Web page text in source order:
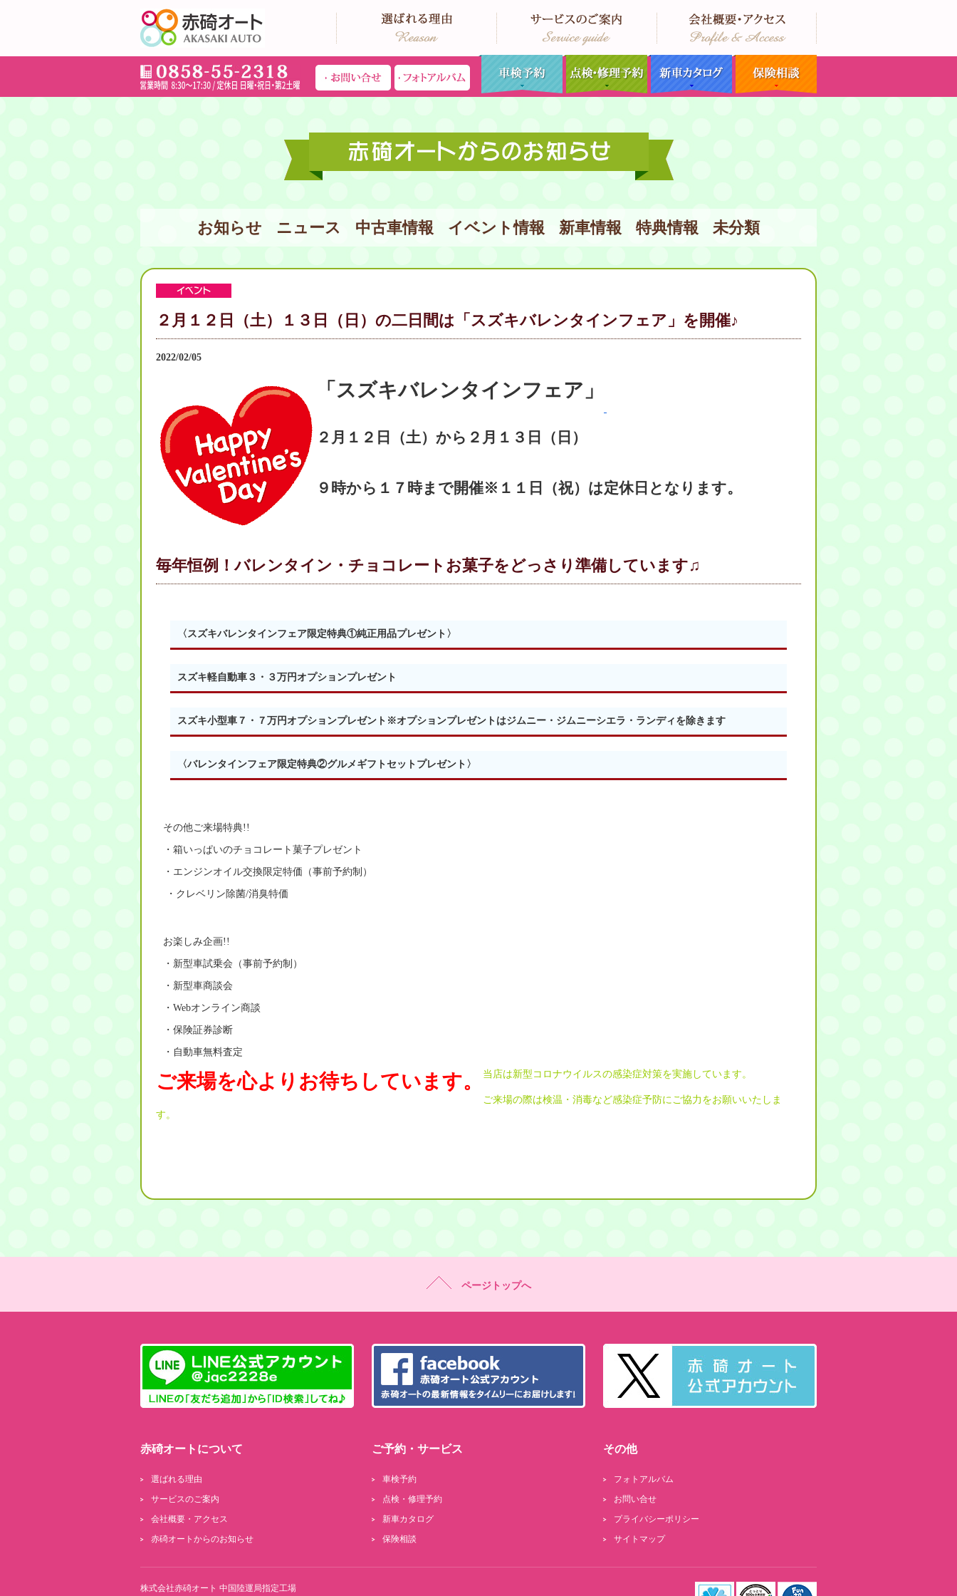
お知らせ ニュース 中古車情報 イベント情報 新車情報 特典情報 未分類
２月１２日（土）１３日（日）の二日間は「スズキバレンタインフェア」を開催♪
2022/02/05
「スズキバレンタインフェア」
２月１２日（土）から２月１３日（日）
９時から１７時まで開催※１１日（祝）は定休日となります。
毎年恒例！バレンタイン・チョコレートお菓子をどっさり準備しています♫
〈スズキバレンタインフェア限定特典①純正用品プレゼント〉
スズキ軽自動車３・３万円オプションプレゼント
スズキ小型車７・７万円オプションプレゼント※オプションプレゼントはジムニー・ジムニーシエラ・ランディを除きます
〈バレンタインフェア限定特典②グルメギフトセットプレゼント〉
その他ご来場特典!!
・箱いっぱいのチョコレート菓子プレゼント
・エンジンオイル交換限定特価（事前予約制）
・クレベリン除菌/消臭特価
お楽しみ企画!!
・新型車試乗会（事前予約制）
・新型車商談会
・Webオンライン商談
・保険証券診断
・自動車無料査定
ご来場を心よりお待ちしています。 当店は新型コロナウイルスの感染症対策を実施しています。
ご来場の際は検温・消毒など感染症予防にご協力をお願いいたしま
す。
ページトップへ
赤碕オートについて
選ばれる理由
サービスのご案内
会社概要・アクセス
赤碕オートからのお知らせ
ご予約・サービス
車検予約
点検・修理予約
新車カタログ
保険相談
その他
フォトアルバム
お問い合せ
プライバシーポリシー
サイトマップ
株式会社赤碕オート 中国陸運局指定工場